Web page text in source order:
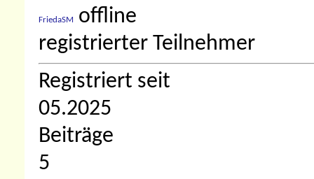
FriedaSM
registrierter Teilnehmer
Registriert seit
05.2025
Beiträge
5